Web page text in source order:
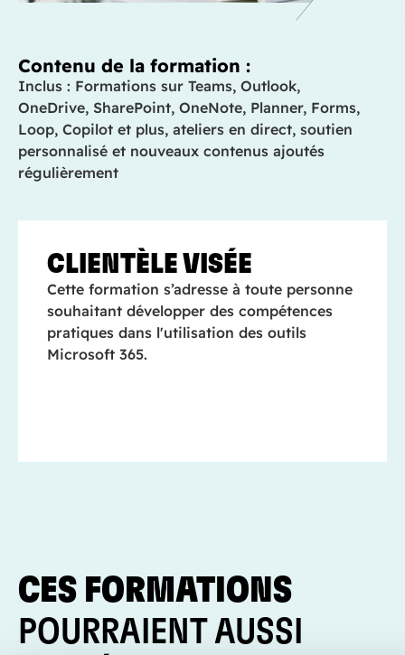
Contenu de la formation :
Inclus : Formations sur Teams, Outlook,
OneDrive, SharePoint, OneNote, Planner, Forms,
Loop, Copilot et plus, ateliers en direct, soutien
personnalisé et nouveaux contenus ajoutés
régulièrement
CLIENTÈLE VISÉE
Cette formation s’adresse à toute personne
souhaitant développer des compétences
pratiques dans l'utilisation des outils
Microsoft 365.
CES FORMATIONS
POURRAIENT AUSSI